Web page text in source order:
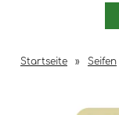
Startseite » Seifen